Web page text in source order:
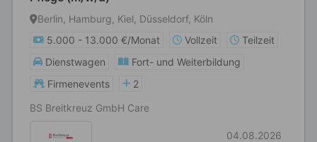
Berlin, Hamburg, Kiel, Düsseldorf, Köln
5.000 - 13.000 €/Monat
Vollzeit
Teilzeit
Dienstwagen
Fort- und Weiterbildung
Firmenevents
2
BS Breitkreuz GmbH Care
04.08.2026